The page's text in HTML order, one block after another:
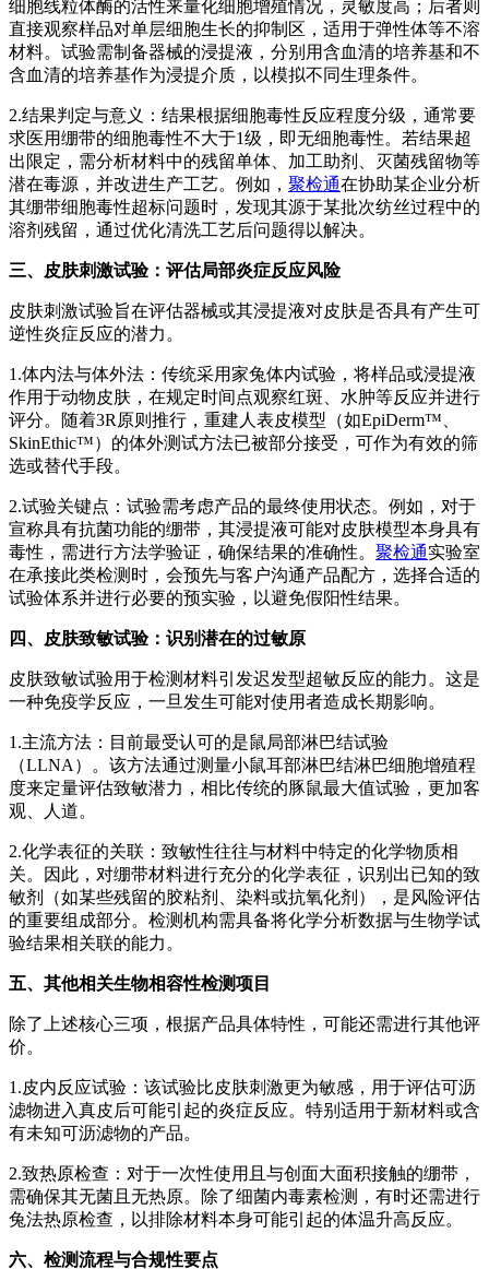
细胞线粒体酶的活性来量化细胞增殖情况，灵敏度高；后者则
直接观察样品对单层细胞生长的抑制区，适用于弹性体等不溶
材料。试验需制备器械的浸提液，分别用含血清的培养基和不
含血清的培养基作为浸提介质，以模拟不同生理条件。
2.结果判定与意义：结果根据细胞毒性反应程度分级，通常要
求医用绷带的细胞毒性不大于1级，即无细胞毒性。若结果超
出限定，需分析材料中的残留单体、加工助剂、灭菌残留物等
潜在毒源，并改进生产工艺。例如， 聚检通在协助某企业分析
其绷带细胞毒性超标问题时，发现其源于某批次纺丝过程中的
溶剂残留，通过优化清洗工艺后问题得以解决。
三、皮肤刺激试验：评估局部炎症反应风险
皮肤刺激试验旨在评估器械或其浸提液对皮肤是否具有产生可
逆性炎症反应的潜力。
1.体内法与体外法：传统采用家兔体内试验，将样品或浸提液
作用于动物皮肤，在规定时间点观察红斑、水肿等反应并进行
评分。随着3R原则推行，重建人表皮模型（如EpiDerm™、
SkinEthic™）的体外测试方法已被部分接受，可作为有效的筛
选或替代手段。
2.试验关键点：试验需考虑产品的最终使用状态。例如，对于
宣称具有抗菌功能的绷带，其浸提液可能对皮肤模型本身具有
毒性，需进行方法学验证，确保结果的准确性。 聚检通实验室
在承接此类检测时，会预先与客户沟通产品配方，选择合适的
试验体系并进行必要的预实验，以避免假阳性结果。
四、皮肤致敏试验：识别潜在的过敏原
皮肤致敏试验用于检测材料引发迟发型超敏反应的能力。这是
一种免疫学反应，一旦发生可能对使用者造成长期影响。
1.主流方法：目前最受认可的是鼠局部淋巴结试验
（LLNA）。该方法通过测量小鼠耳部淋巴结淋巴细胞增殖程
度来定量评估致敏潜力，相比传统的豚鼠最大值试验，更加客
观、人道。
2.化学表征的关联：致敏性往往与材料中特定的化学物质相
关。因此，对绷带材料进行充分的化学表征，识别出已知的致
敏剂（如某些残留的胶粘剂、染料或抗氧化剂），是风险评估
的重要组成部分。检测机构需具备将化学分析数据与生物学试
验结果相关联的能力。
五、其他相关生物相容性检测项目
除了上述核心三项，根据产品具体特性，可能还需进行其他评
价。
1.皮内反应试验：该试验比皮肤刺激更为敏感，用于评估可沥
滤物进入真皮后可能引起的炎症反应。特别适用于新材料或含
有未知可沥滤物的产品。
2.致热原检查：对于一次性使用且与创面大面积接触的绷带，
需确保其无菌且无热原。除了细菌内毒素检测，有时还需进行
兔法热原检查，以排除材料本身可能引起的体温升高反应。
六、检测流程与合规性要点